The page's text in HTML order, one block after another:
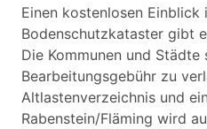
Einen kostenlosen Einblick
Bodenschutzkataster gibt
Die Kommunen und
Bearbeitungsgebühr zu
Altlastenverzeichnis und
Rabenstein/Fläming wird